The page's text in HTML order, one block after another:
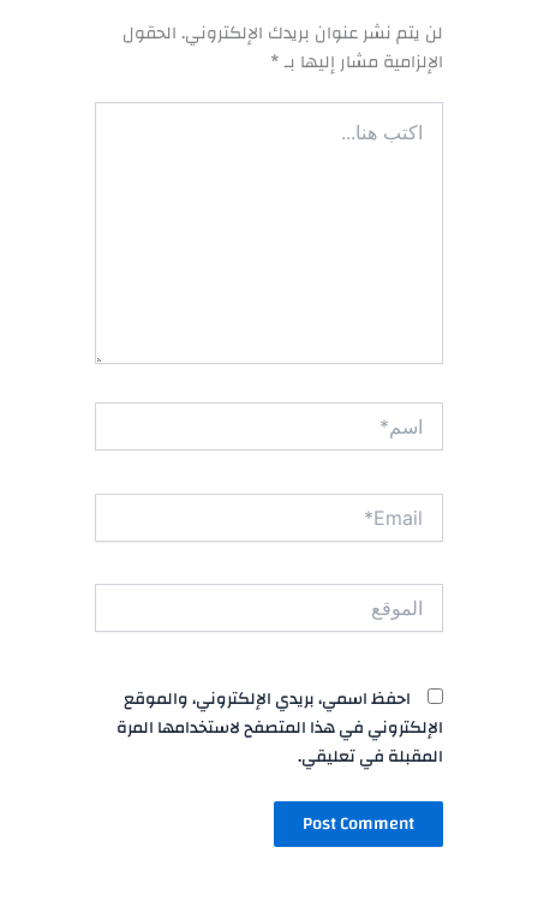
لن يتم نشر عنوان بريدك الإلكتروني.الحقول
الإلزامية مشار إليها بـ*
اكتب
هنا...
اسم*
Email*
الموقع
احفظ اسمي، بريدي الإلكتروني، والموقع
الإلكتروني في هذا المتصفح لاستخدامها المرة
المقبلة في تعليقي.